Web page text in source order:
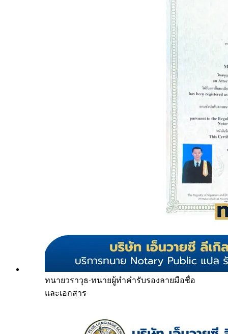
ทนายวราวุธ·ทนายผู้ทำคำรับรองลายมือชื่อ
และเอกสาร